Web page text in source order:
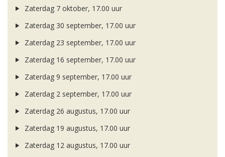
Zaterdag 7 oktober, 17.00 uur
Zaterdag 30 september, 17.00 uur
Zaterdag 23 september, 17.00 uur
Zaterdag 16 september, 17.00 uur
Zaterdag 9 september, 17.00 uur
Zaterdag 2 september, 17.00 uur
Zaterdag 26 augustus, 17.00 uur
Zaterdag 19 augustus, 17.00 uur
Zaterdag 12 augustus, 17.00 uur